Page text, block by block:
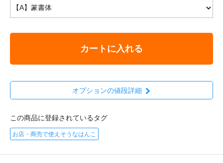
カートに入れる
オプションの値段詳細
この商品に登録されているタグ
お店・商売で使えそうなはんこ